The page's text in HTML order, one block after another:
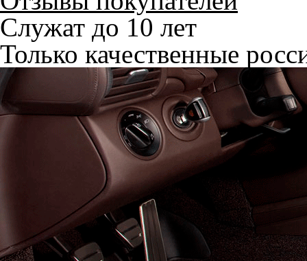
Служат до 10 лет
Только качественные